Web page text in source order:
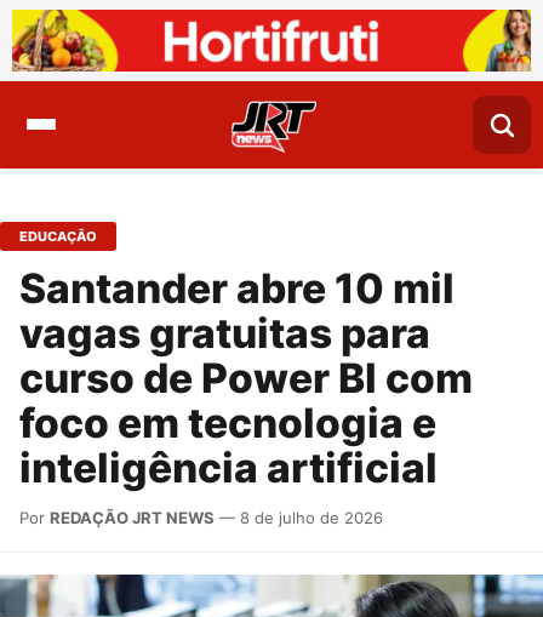
EDUCAÇÃO
Santander abre 10 mil
vagas gratuitas para
curso de Power BI com
foco em tecnologia e
inteligência artificial
Por REDAÇÃO JRT NEWS — 8 de julho de 2026